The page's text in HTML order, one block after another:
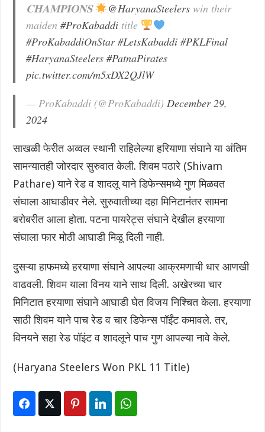
𝐂𝐇𝐀𝐌𝐏𝐈𝐎𝐍𝐒
@HaryanaSteelerswin their
maiden#ProKabaddi title
#ProKabaddiOnStar #LetsKabaddi #PKLFinal
#HaryanaSteelers #PatnaPirates
pic.twitter.com/m5xDX2QJlW
— ProKabaddi (@ProKabaddi)December 29,
2024
साखळी फेरीत अव्वल स्थानी राहिलेल्या हरियाणा संघाने या अंतिम
सामन्यातही जोरदार सुरुवात केली. शिवम पठारे (Shivam
Pathare) याने रेड व शादलू याने डिफेन्समध्ये गुण मिळवत
संघाला आघाडीवर नेले. सुरुवातीच्या दहा मिनिटानंतर सामना
बरोबरीत आला होता. पटना पायरेट्स संघाने देखील हरयाणा
संघाला फार मोठी आघाडी मिळू दिली नाही.
दुसऱ्या हाफमध्ये हरयाणा संघाने आपल्या आक्रमणाची धार आणखी
वाढवली. शिवम याला विनय याने साथ दिली. अखेरच्या चार
मिनिटात हरयाणा संघाने आघाडी घेत विजय निश्चित केला. हरयाणा
साठी शिवम याने पाच रेड व चार डिफेन्स पॉईंट कमावले. तर,
विनयने सहा रेड पॉइंट व शादलूने पाच गुण आपल्या नावे केले.
(Haryana Steelers Won PKL 11 Title)